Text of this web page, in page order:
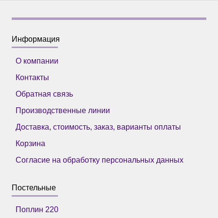
Информация
О компании
Контакты
Обратная связь
Производственные линии
Доставка, стоимость, заказ, варианты оплаты
Корзина
Согласие на обработку персональных данных
Постельные
Поплин 220